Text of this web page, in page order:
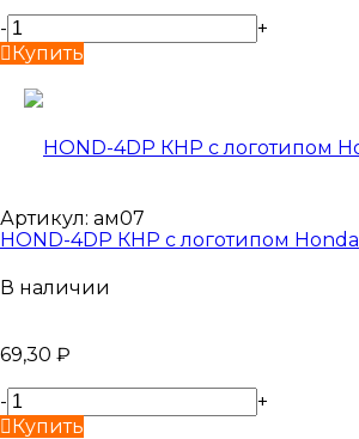
-
+
Купить
Артикул: ам07
HOND-4DP КНР с логотипом Honda
В наличии
69,30 ₽
-
+
Купить